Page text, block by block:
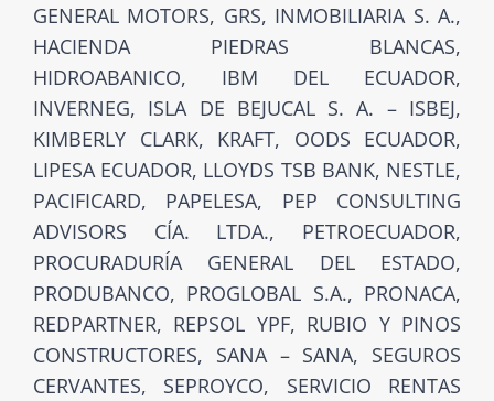
GENERAL MOTORS, GRS, INMOBILIARIA S. A.,
HACIENDA PIEDRAS BLANCAS,
HIDROABANICO, IBM DEL ECUADOR,
INVERNEG, ISLA DE BEJUCAL S. A. – ISBEJ,
KIMBERLY CLARK, KRAFT, OODS ECUADOR,
LIPESA ECUADOR, LLOYDS TSB BANK, NESTLE,
PACIFICARD, PAPELESA, PEP CONSULTING
ADVISORS CÍA. LTDA., PETROECUADOR,
PROCURADURÍA GENERAL DEL ESTADO,
PRODUBANCO, PROGLOBAL S.A., PRONACA,
REDPARTNER, REPSOL YPF, RUBIO Y PINOS
CONSTRUCTORES, SANA – SANA, SEGUROS
CERVANTES, SEPROYCO, SERVICIO RENTAS